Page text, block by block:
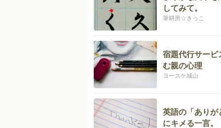
してみて。
筆耕房☆きっこ
宿題代行サービ
む親の心理
ヨースケ城山
英語の「ありが
にキメる一言。